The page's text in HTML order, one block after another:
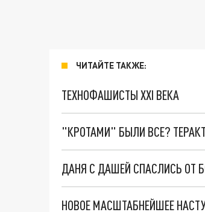
ЧИТАЙТЕ ТАКЖЕ:
ТЕХНОФАШИСТЫ XXI ВЕКА
"КРОТАМИ" БЫЛИ ВСЕ?
ДАНЯ С ДАШЕЙ СПАСЛИСЬ ОТ